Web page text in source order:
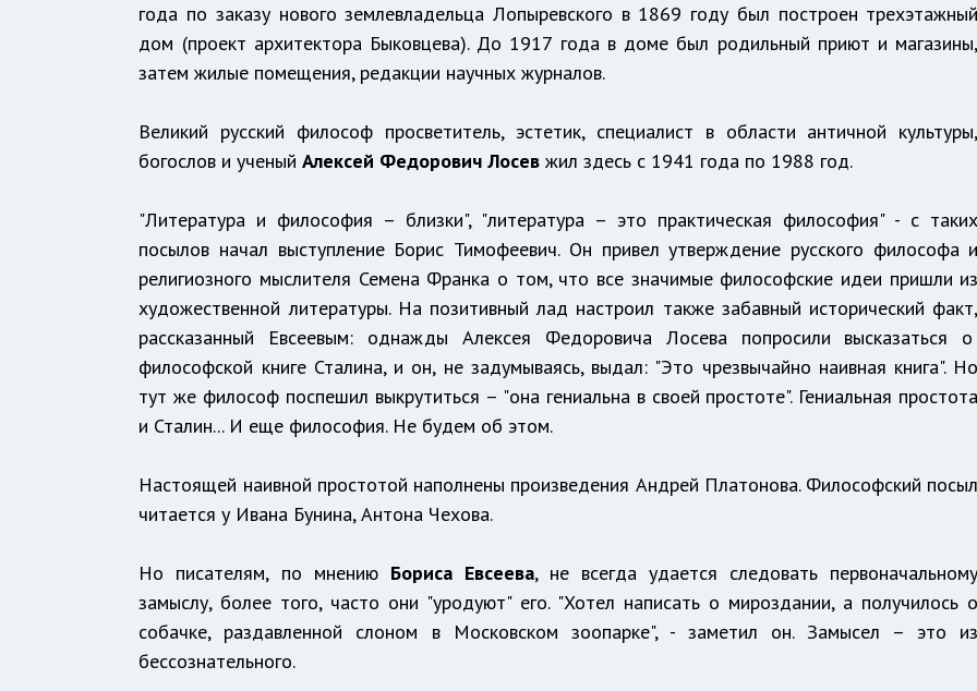
года по заказу нового землевладельца Лопыревского в 1869 году был построен
дом (проект архитектора Быковцева). До 1917 года в доме был родильный приют и
затем жилые помещения, редакции научных журналов.
Великий русский философ просветитель, эстетик, специалист в области античной
богослов и ученыйАлексей Федорович Лосев жил здесь с 1941 года по 1988 год.
"Литература и философия – близки", "литература – это практическая философия" - с
посылов начал выступление Борис Тимофеевич. Он привел утверждение русского философа
религиозного мыслителя Семена Франка о том, что все значимые философские идеи пришли
художественной литературы. На позитивный лад настроил также забавный исторический
рассказанный Евсеевым: однажды Алексея Федоровича Лосева попросили высказаться
философской книге Сталина, и он, не задумываясь, выдал: "Это чрезвычайно наивная книга".
тут же философ поспешил выкрутиться – "она гениальна в своей простоте". Гениальная
и Сталин... И еще философия. Не будем об этом.
Настоящей наивной простотой наполнены произведения Андрей Платонова. Философский
читается у Ивана Бунина, Антона Чехова.
Но писателям, по мнению Бориса Евсеева, не всегда удается следовать
замыслу, более того, часто они "уродуют" его. "Хотел написать о мироздании, а получилось
собачке, раздавленной слоном в Московском зоопарке", - заметил он. Замысел – это
бессознательного.